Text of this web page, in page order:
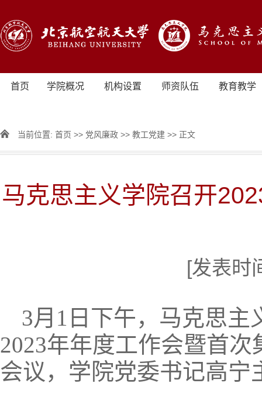
首页 学院概况 机构设置 师资队伍 教育教学
当前位置: 首页 >> 党风廉政 >> 教工党建 >> 正文
马克思主义学院召开
[发表时
3月1日下午，马克思
2023年年度工作会暨首
会议，学院党委书记高宁